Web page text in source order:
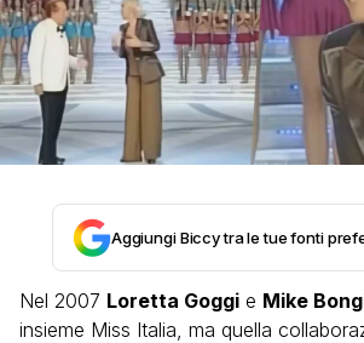
Aggiungi Biccy tra le tue fonti
Nel 2007 Loretta Goggi e Mike
insieme Miss Italia, ma quella